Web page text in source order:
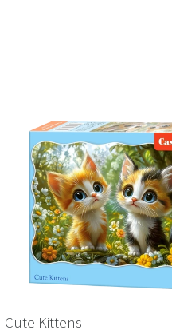
Cute Kittens